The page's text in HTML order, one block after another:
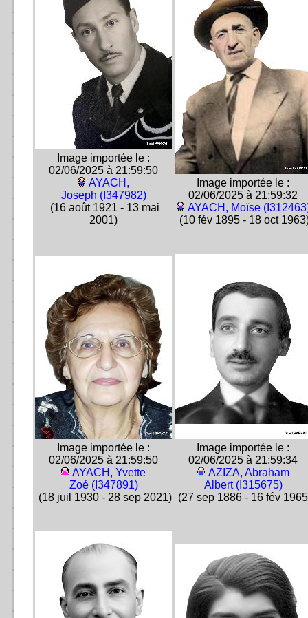
Image importée le :
02/06/2025 à 21:59:50
AYACH,
Joseph (I347982)
(16 août 1921 - 13 mai
2001)
Image importée le :
02/06/2025 à 21:59:32
AYACH, Moïse
(10 fév 1895 - 18 oct
Image importée le :
02/06/2025 à 21:59:50
AYACH, Yvette
Zoé (I347891)
(18 juil 1930 - 28 sep 2021)
Image importée le :
02/06/2025 à 21:59:34
AZIZA, Abraham
Albert (I315675)
(27 sep 1886 - 16 fév